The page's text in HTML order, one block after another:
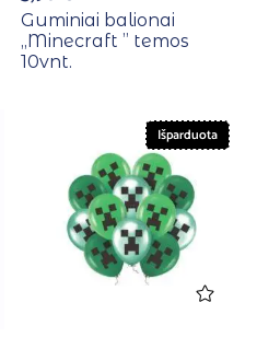
Guminiai balionai
,,Minecraft ” temos
10vnt.
Išparduota